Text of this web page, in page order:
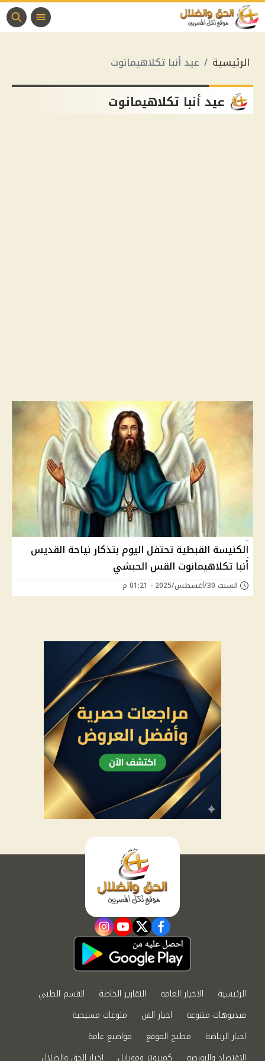
الرئيسية عيد أنبا تكلاهيمانوت
عيد أنبا تكلاهيمانوت
الكنيسة القبطية تحتفل اليوم بتذكار نياحة القديس
أنبا تكلاهيمانوت القس الحبشي
السبت 30/أغسطس/2025 - 01:21 م
facebook
twitter
youtube
instagram
الرئيسية الاخبار العامة التقارير الخاصة
القسم الطبي
فيديوهات متنوعة
اخبار الفن
منوعات مسيحية
اخبار الرياضة
مطبخ الموقع
مواضيع عامة
الاقتصاد والبورصة
كمبيوتر وموبايل اخبار الحق والضلال